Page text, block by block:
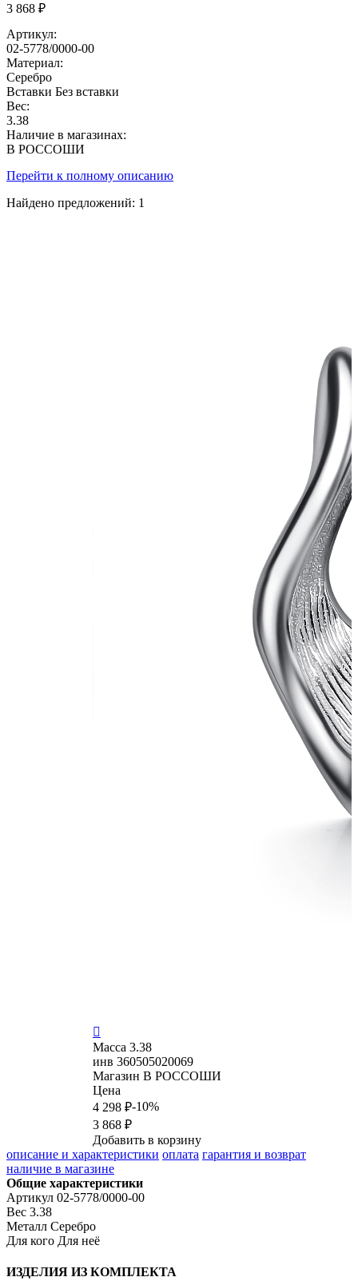
3 868 ₽
Артикул:
02-5778/0000-00
Материал:
Серебро
Вставки Без вставки
Вес:
3.38
Наличие в магазинах:
В РОССОШИ
Перейти к полному описанию
Найдено предложений: 1

Масса 3.38
инв 360505020069
Магазин В РОССОШИ
Цена
4 298 ₽-10%
3 868 ₽
Добавить в корзину
описание и характеристики оплата гарантия и возврат
наличие в магазине
Общие характеристики
Артикул 02-5778/0000-00
Вес 3.38
Металл Серебро
Для кого Для неё
ИЗДЕЛИЯ ИЗ КОМПЛЕКТА